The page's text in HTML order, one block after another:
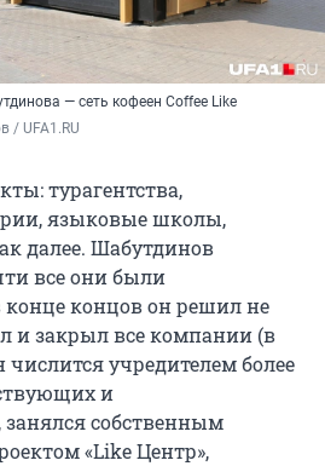
— сеть кофеен Coffee Like
/ UFA1.RU
турагентства,
языковые школы,
далее. Шабутдинов
все они были
концов он решил не
и закрыл все компании (в
числится учредителем более
и
собственным
«Like Центр»,